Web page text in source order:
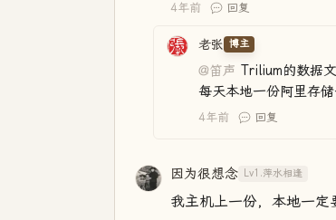
4年前 回复
老张 博主
@笛声 Trilium的数据
每天本地一份阿里存
4年前 回复
因为很想念 Lv1.萍水相逢
我主机上一份，本地一定